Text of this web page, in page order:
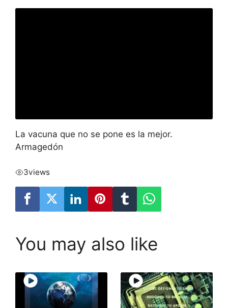
La vacuna que no se pone es la mejor.
Armagedón
3views
You may also like